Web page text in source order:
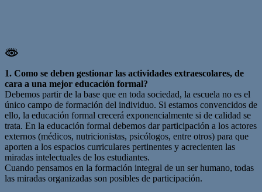
1. Como se deben gestionar las actividades extraescolares, de
cara a una mejor educación formal?
Debemos partir de la base que en toda sociedad, la escuela no es el
único campo de formación del individuo. Si estamos convencidos de
ello, la educación formal crecerá exponencialmente si de calidad se
trata. En la educación formal debemos dar participación a los actores
externos (médicos, nutricionistas, psicólogos, entre otros) para que
aporten a los espacios curriculares pertinentes y acrecienten las
miradas intelectuales de los estudiantes.
Cuando pensamos en la formación integral de un ser humano, todas
las miradas organizadas son posibles de participación.